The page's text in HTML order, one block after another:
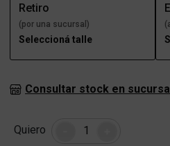
Retiro
(por una sucursal)
Seleccioná talle
Consultar stock en
Quiero Cantidad